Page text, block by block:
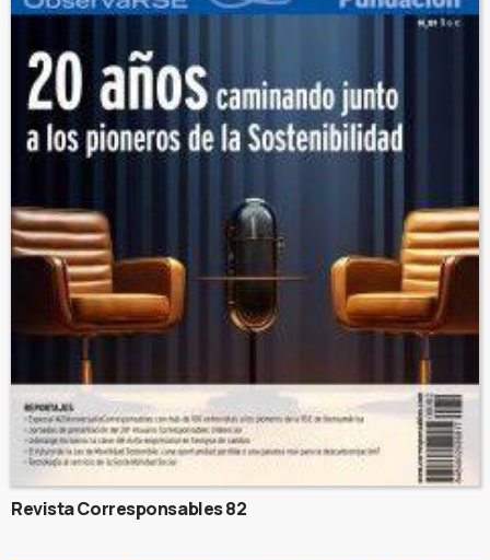
Revista Corresponsables 82